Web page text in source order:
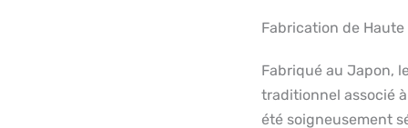
Fabrication de Haute
Fabriqué au Japon,
traditionnel associé
été soigneusement